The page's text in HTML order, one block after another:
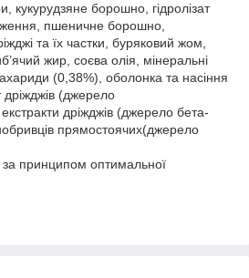
кукурудзяне борошно, гідролізат
пшеничне борошно,
та їх частки, буряковий жом,
жир, соєва олія, мінеральні
(0,38%), оболонка та насіння
дріжджів (джерело
дріжджів (джерело бета-
прямостоячих(джерело
за принципом оптимальної